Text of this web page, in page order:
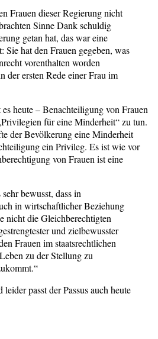
redaktion
Frauen dieser Regierung nicht
Sinne Dank schuldig
getan hat, das war eine
Sie hat den Frauen gegeben, was
vorenthalten worden
der ersten Rede einer Frau im
heute – Benachteiligung von Frauen
für eine Minderheit“ zu tun.
der Bevölkerung eine Minderheit
ein Privileg. Es ist wie vor
von Frauen ist eine
bewusst, dass in
in wirtschaftlicher Beziehung
nicht die Gleichberechtigten
und zielbewusster
Frauen im staatsrechtlichen
zu der Stellung zu
passt der Passus auch heute